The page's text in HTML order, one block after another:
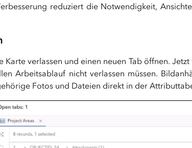
reduziert die Notwendigkeit,
Karte verlassen und einen neuen Tab öffnen.
Arbeitsablauf nicht verlassen müssen.
Fotos und Dateien direkt in der